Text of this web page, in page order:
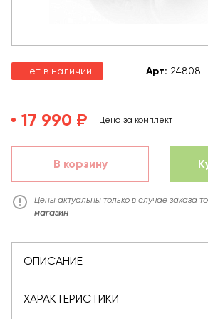
Нет в наличии Арт: 24808
17 990 ₽ Цена за комплект
В корзину
Цены актуальны только в случае заказа
магазин
ОПИСАНИЕ
ХАРАКТЕРИСТИКИ